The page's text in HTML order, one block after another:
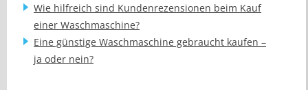
Wie hilfreich sind Kundenrezensionen beim Kauf
einer Waschmaschine?
Eine günstige Waschmaschine gebraucht kaufen –
ja oder nein?